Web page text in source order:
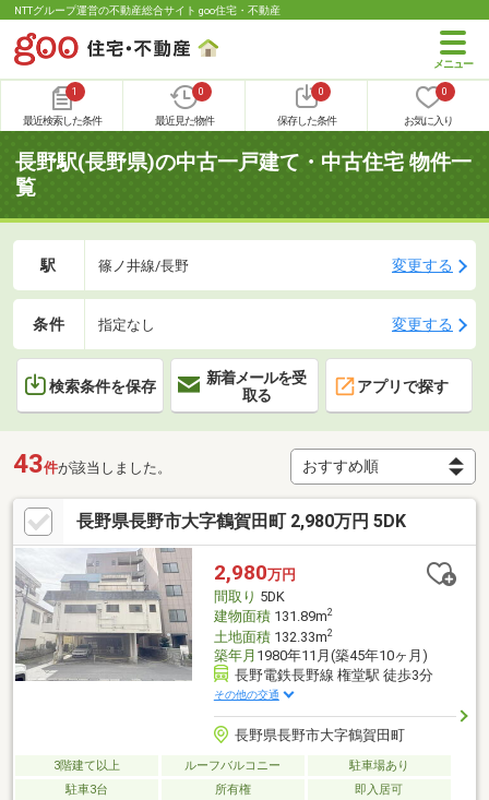
NTTグループ運営の不動産総合サイト goo住宅・不動産
1
最近検索した条件
0
最近見た物件
0
保存した条件
0
お気に入り
長野駅(長野県)の中古一戸建て・中古住宅 物件一
覧
駅 篠ノ井線/長野 変更する
条件 指定なし 変更する
検索条件を保存
新着メールを受
取る
アプリで探す
43件が該当しました。
長野県長野市大字鶴賀田町 2,980万円 5DK
2,980万円
間取り 5DK
建物面積131.89m2
土地面積132.33m2
築年月 1980年11月(築45年10ヶ月)
長野電鉄長野線 権堂駅 徒歩3分
その他の交通
長野県長野市大字鶴賀田町
3階建て以上 ルーフバルコニー
駐車場あり
駐車3台
所有権 即入居可